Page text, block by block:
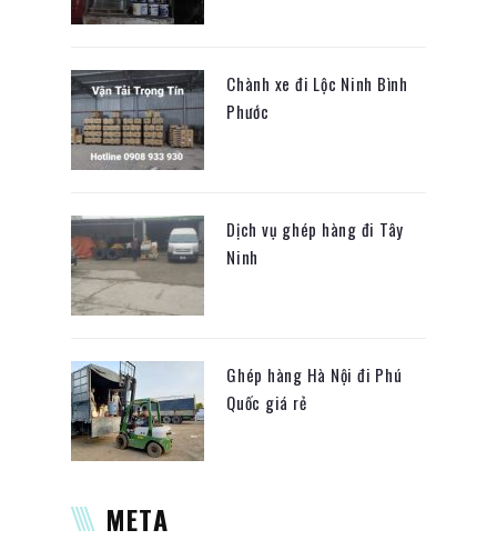
Chành xe đi Lộc Ninh Bình
Phước
Dịch vụ ghép hàng đi Tây
Ninh
Ghép hàng Hà Nội đi Phú
Quốc giá rẻ
META